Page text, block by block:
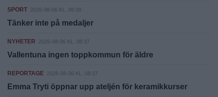
SPORT 2026-08-06 KL. 08:39
Tänker inte på medaljer
NYHETER 2026-08-06 KL. 08:37
Vallentuna ingen toppkommun för äldre
REPORTAGE 2026-08-06 KL. 08:37
Emma Tryti öppnar upp ateljén för keramikkurser